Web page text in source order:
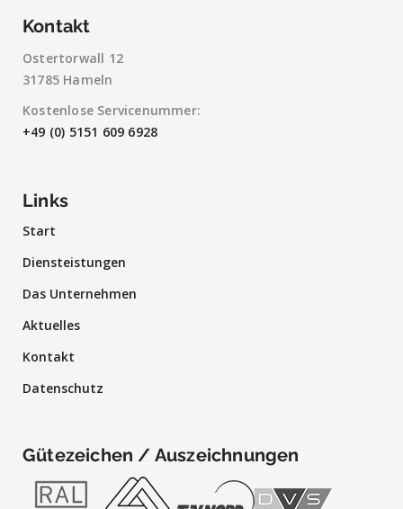
Kontakt
Ostertorwall 12
31785 Hameln
Kostenlose Servicenummer:
+49 (0) 5151 609 6928
Links
Start
Diensteistungen
Das Unternehmen
Aktuelles
Kontakt
Datenschutz
Gütezeichen / Auszeichnungen